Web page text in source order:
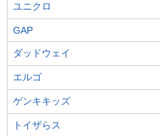
ユニクロ
GAP
ダッドウェイ
エルゴ
ゲンキキッズ
トイザらス